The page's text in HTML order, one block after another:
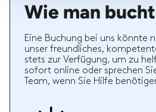
Wie man bucht
Eine Buchung bei uns könnte
unser freundliches,
stets zur Verfügung, um zu
sofort online oder sprechen
Team, wenn Sie Hilfe